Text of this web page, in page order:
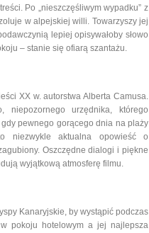
Po „nieszczęśliwym wypadku” z
w alpejskiej willi. Towarzyszy jej
lepiej opisywałoby słowo
– stanie się ofiarą szantażu.
XX w. autorstwa Alberta Camusa.
niepozornego urzędnika, którego
pewnego gorącego dnia na plaży
niezwykle aktualna opowieść o
Oszczędne dialogi i piękne
wyjątkową atmosferę filmu.
Kanaryjskie, by wystąpić podczas
pokoju hotelowym a jej najlepsza